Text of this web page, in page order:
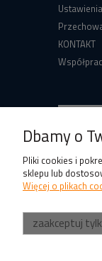
KONTAKT
Dbamy o
Pliki cookies i
sklepu lub
Więcej o plikach
zaakceptuj